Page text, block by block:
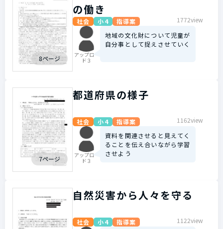
8ページ
の働き
社会 小4 指導案 1772view
アップロー
ド３
地域の文化財について児童が
自分事として捉えさせていく
7ページ
都道府県の様子
社会 小4 指導案 1162view
アップロー
ド３
資料を関連させると見えてく
ることを伝え合いながら学習
させよう
自然災害から人々を守る
社会 小4 指導案 1122view